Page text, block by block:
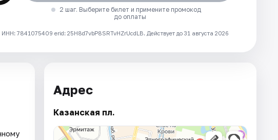
2 шаг. Выберите билет и примените промокод
до оплаты
7841075409 erid: 25H8d7vbP8SRTvHZrUcdLB. Действует до 31 августа 2026
Адрес
Казанская пл.